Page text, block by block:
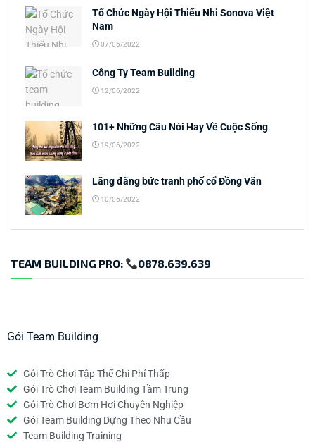
Tổ Chức Ngày Hội Thiếu Nhi Sonova Việt
Nam
07/06/2022
Công Ty Team Building
12/06/2022
101+ Những Câu Nói Hay Về Cuộc Sống
19/06/2022
Lãng đãng bức tranh phố cổ Đồng Văn
10/06/2022
TEAM BUILDING PRO: 0878.639.639
Gói Team Building
Gói Trò Chơi Tập Thể Chi Phí Thấp
Gói Trò Chơi Team Building Tầm Trung
Gói Trò Chơi Bơm Hơi Chuyên Nghiệp
Gói Team Building Dựng Theo Nhu Cầu
Team Building Training